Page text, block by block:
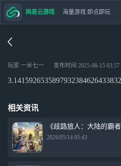
玩家 一米七一 发布时间 2025-08-15 03:57
相关资讯
《歧路旅人：大陆的霸
2026/05/14 05:43
网易云游戏 海量游戏 即点即玩